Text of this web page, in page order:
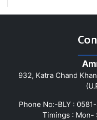
932, Katra Chand
Phone No:-BLY :
Timings : Mon-